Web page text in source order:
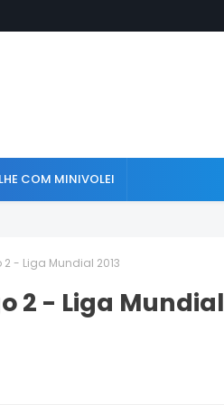
COM MINIVOLEI
- Liga Mundial 2013
2 - Liga Mundial